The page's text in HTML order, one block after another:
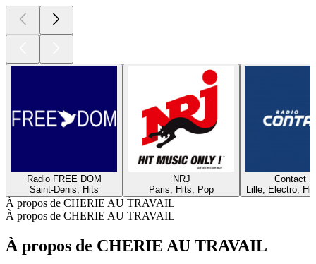
Radio FREE DOM
Saint-Denis, Hits
NRJ
Paris, Hits, Pop
Contact
Lille, Electro,
À propos de CHERIE AU TRAVAIL
À propos de CHERIE AU TRAVAIL
À propos de CHERIE AU TRAVAIL